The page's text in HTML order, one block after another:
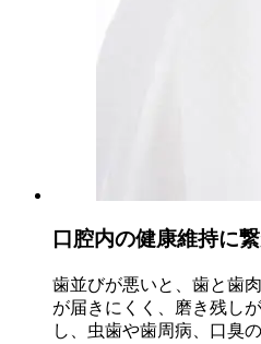
口腔内の健康維持に
歯並びが悪いと、歯と歯
が届きにくく、磨き残し
し、虫歯や歯周病、口臭